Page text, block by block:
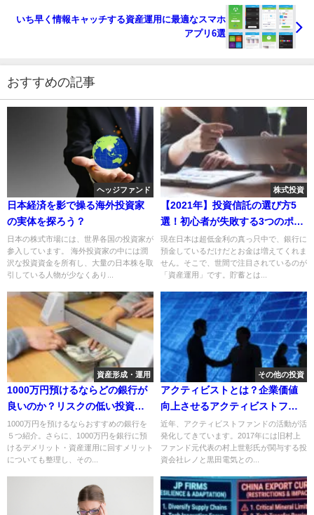
いち早く情報キャッチする資産運用に最適なスマホ
アプリ6選
おすすめの記事
ヘッジファンド
日本経済を影で操る海外投資家
の実体を探ろう？
日本の株式市場には、世界各国の投資家が
参入しています。 海外投資家の中には潤
沢な投資資金を所有し、大量の日本株を取
引している人物が少なくあり...
株式投資
【2021年】投資信託の選び方5
選！初心者が失敗する3つのポイ
ントも紹介
現在日本は超低金利の真っ只中で、銀行に
預金しているだけだとお金は増えてくれま
せん。そこで、世間で注目されているのが
「資産運用」です。貯蓄とは...
資産形成・運用
1000万円預けるならどの銀行が
良いのか？リスクの低い投資方
法もご紹介
1000万円を預けるならおすすめの銀行を
５つ紹介。さらに、1000万円を銀行に預
けるデメリット・資産運用に回すメリット
についても整理し、その...
その他の投資
アクティビストとは？企業価値
向上させるアクティビストファ
ンドと、バリュー投資の2つの違
いも紹介！
近年、アクティビストファンドの活動が活
発化してきています。2017年には旧村上
ファンド元代表の村上世彰氏が関与する投
資会社レノと黒田電気との...